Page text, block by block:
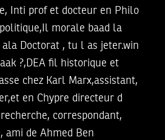
Inti prof et docteur en Philo
morale baad la
Doctorat , tu l as jeter.win
?,DEA fil historique et
chez Karl Marx,assistant,
en Chypre directeur d
correspondant,
ami de Ahmed Ben